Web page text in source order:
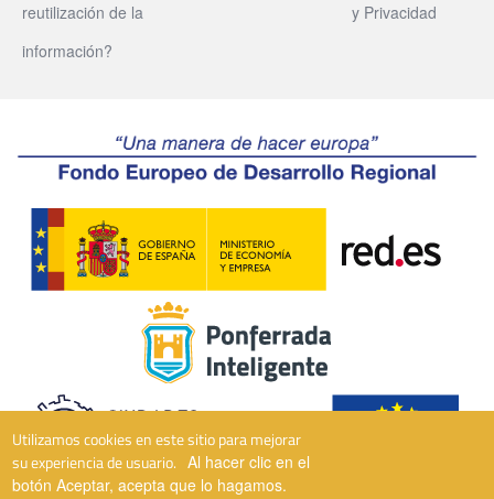
reutilización de la
información?
y Privacidad
Utilizamos cookies en este sitio para mejorar
su experiencia de usuario. Al hacer clic en el
botón Aceptar, acepta que lo hagamos.